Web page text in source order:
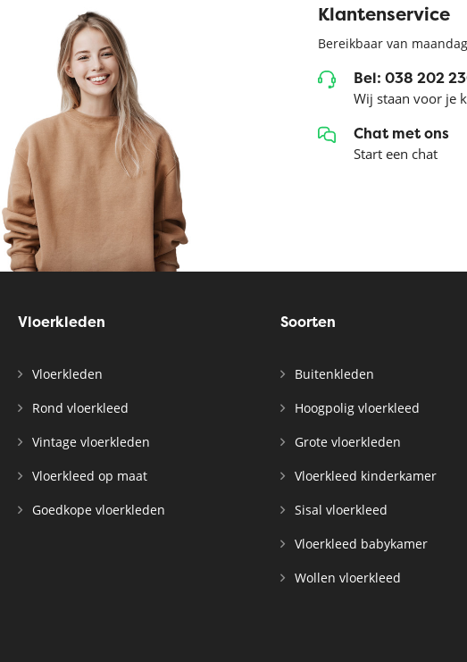
Klantenservice
Bereikbaar van
Bel: 038 202
Wij staan voor je
Chat met ons
Start een chat
Vloerkleden
Vloerkleden
Rond vloerkleed
Vintage vloerkleden
Vloerkleed op maat
Goedkope vloerkleden
Soorten
Buitenkleden
Hoogpolig vloerkleed
Grote vloerkleden
Vloerkleed kinderkamer
Sisal vloerkleed
Vloerkleed babykamer
Wollen vloerkleed